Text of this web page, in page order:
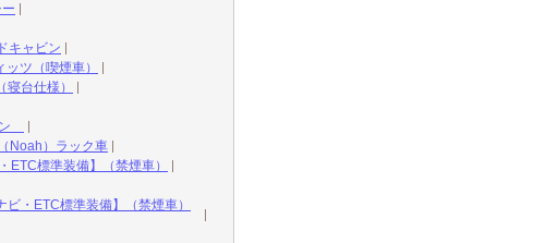
キャビン
ツ（喫煙車）
台仕様）
ン
Noah）ラック車
標準装備】（禁煙車）
・ETC標準装備】（禁煙車）